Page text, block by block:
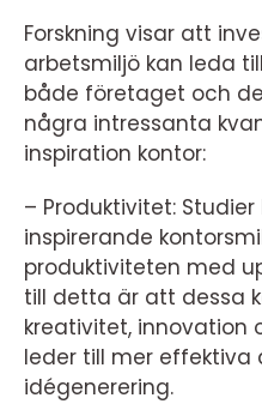
Forskning visar att
arbetsmiljö kan leda
både företaget och
några intressanta
inspiration kontor:
– Produktivitet:
inspirerande
produktiviteten med
till detta är att dessa
kreativitet, innovation
leder till mer effektiva
idégenerering.